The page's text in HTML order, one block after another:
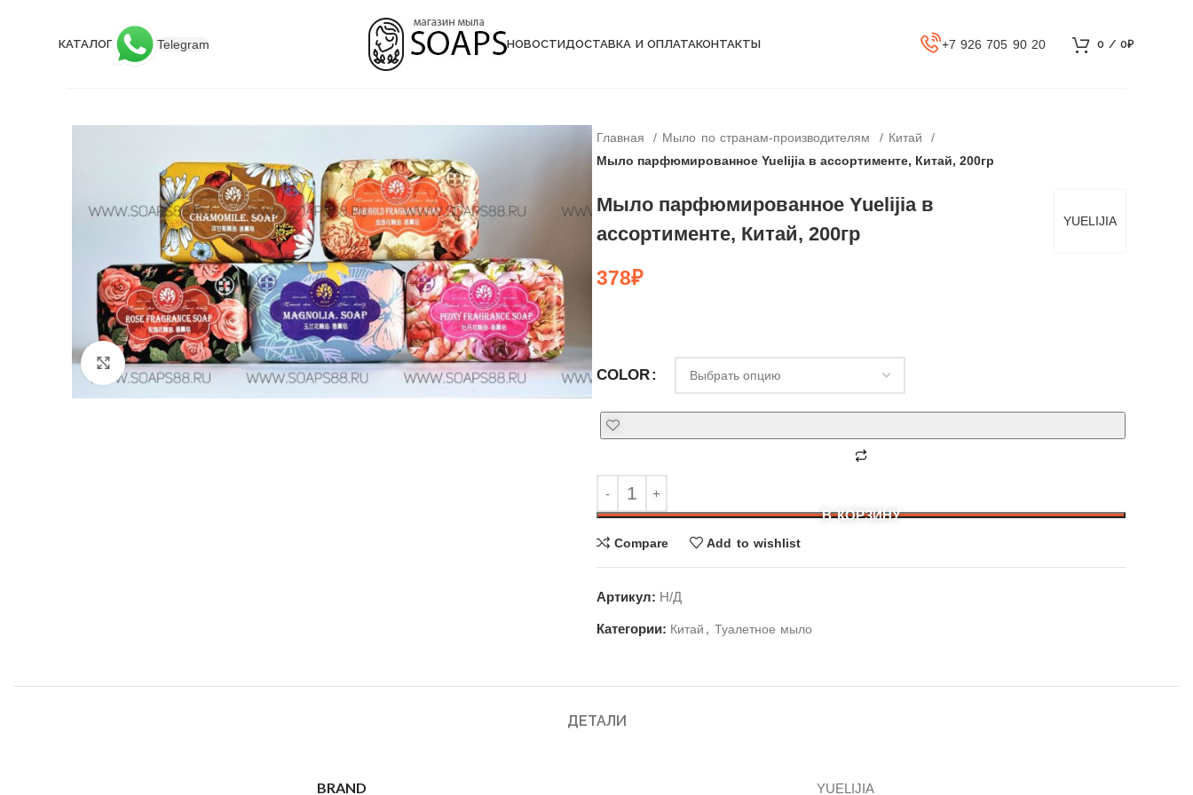
КАТАЛОГ Telegram НОВОСТИДОСТАВКА И ОПЛАТАКОНТАКТЫ +7 926 705 90 20 0 / 0₽
Click to enlarge
Главная Мыло по странам-производителям
Китай
Мыло парфюмированное Yuelijia в ассортименте, Китай, 200гр
YUELIJIA
Мыло парфюмированное Yuelijia в
ассортименте, Китай, 200гр
378₽
COLOR
В КОРЗИНУ
Compare Add to wishlist
Артикул: Н/Д
Категории: Китай , Туалетное мыло
ДЕТАЛИ
BRAND YUELIJIA